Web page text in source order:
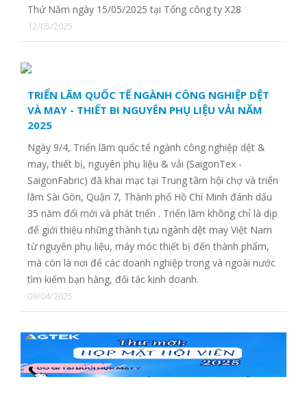
Công ty TNHH Emily Q Việt Nam
CÔNG TY TNHH DỆT MAY DAVONNE
CÔNG TY TNHH VẢI SỢI VIỆT HƯNG
CTY TNHH MAY MẶC HÙNG TẤN PHÁT
CTY TNHH TM DV MAY CN THIỆN CHÍ
Thứ Năm ngày 15/05/2025 tại Tổng công ty X28
12/05/2025
TRIỂN LÃM QUỐC TẾ NGÀNH CÔNG NGHIỆP DỆT
VÀ MAY - THIẾT BI NGUYÊN PHỤ LIỆU VẢI NĂM
2025
Ngày 9/4, Triển lãm quốc tế ngành công nghiệp dệt &
may, thiết bị, nguyên phụ liệu & vải (SaigonTex -
SaigonFabric) đã khai mạc tại Trung tâm hội chợ và triển
lãm Sài Gòn, Quận 7, Thành phố Hồ Chí Minh đánh dấu
35 năm đổi mới và phát triển . Triển lãm không chỉ là dịp
để giới thiệu những thành tựu ngành dệt may Việt Nam
từ nguyên phụ liệu, máy móc thiết bị đến thành phẩm,
mà còn là nơi để các doanh nghiệp trong và ngoài nước
tìm kiếm bạn hàng, đối tác kinh doanh.
09/04/2025